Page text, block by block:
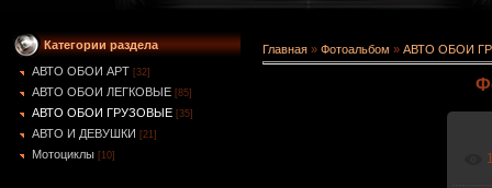
Категории раздела
АВТО ОБОИ АРТ [32]
АВТО ОБОИ ЛЕГКОВЫЕ [85]
АВТО ОБОИ ГРУЗОВЫЕ [35]
АВТО И ДЕВУШКИ [21]
Мотоциклы [10]
Главная » Фотоальбом » АВТО ОБОИ